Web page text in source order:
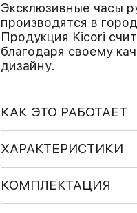
Эксклюзивные часы
производятся в
Продукция Kicori
благодаря своему
дизайну.
КАК ЭТО РАБОТАЕТ
ХАРАКТЕРИСТИКИ
КОМПЛЕКТАЦИЯ